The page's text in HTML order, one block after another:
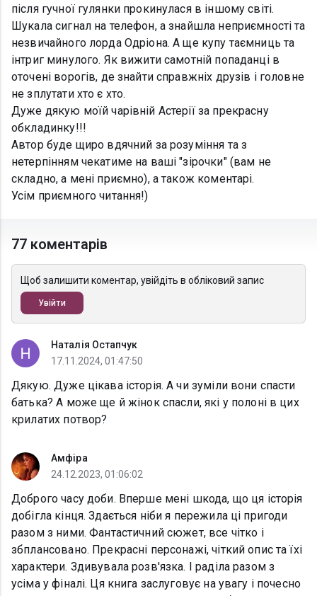
після гучної гулянки прокинулася в іншому світі.
Шукала сигнал на телефон, а знайшла неприємності та
незвичайного лорда Одріона. А ще купу таємниць та
інтриг минулого. Як вижити самотній попаданці в
оточені ворогів, де знайти справжніх друзів і головне
не зплутати хто є хто.
Дуже дякую моїй чарівній Астерії за прекрасну
обкладинку!!!
Автор буде щиро вдячний за розуміння та з
нетерпінням чекатиме на ваші "зірочки" (вам не
складно, а мені приємно), а також коментарі.
Усім приємного читання!)
77 коментарів
Щоб залишити коментар, увійдіть в обліковий запис
Увійти
Наталія Остапчук
17.11.2024, 01:47:50
Дякую. Дуже цікава історія. А чи зуміли вони спасти
батька? А може ще й жінок спасли, які у полоні в цих
крилатих потвор?
Амфіра
24.12.2023, 01:06:02
Доброго часу доби. Вперше мені шкода, що ця історія
добігла кінця. Здається ніби я пережила ці пригоди
разом з ними. Фантастичний сюжет, все чітко і
збплансовано. Прекрасні персонажі, чіткий опис та їхі
характери. Здивувала розв'язка. І раділа разом з
усіма у фіналі. Ця книга заслуговує на увагу і почесно